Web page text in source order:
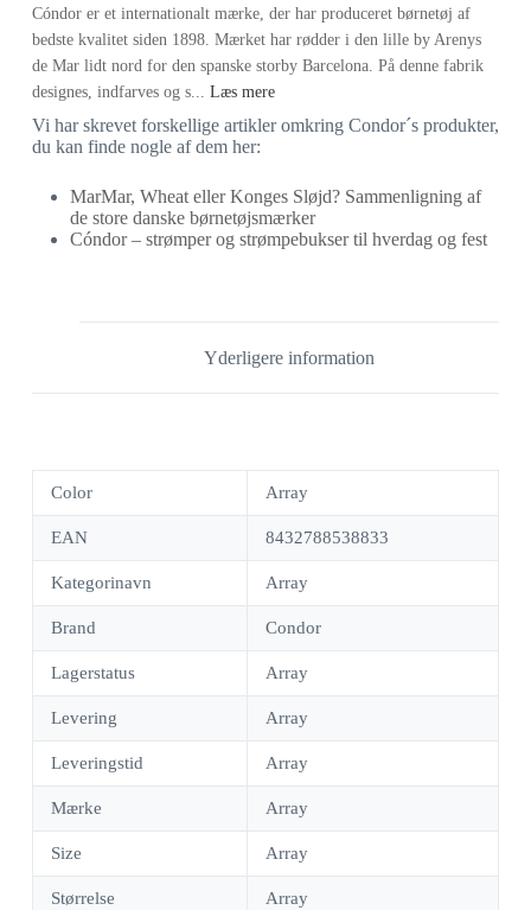
Cóndor er et internationalt mærke, der har produceret børnetøj af
bedste kvalitet siden 1898. Mærket har rødder i den lille by Arenys
de Mar lidt nord for den spanske storby Barcelona. På denne fabrik
designes, indfarves og s... Læs mere
Vi har skrevet forskellige artikler omkring Condor´s produkter,
du kan finde nogle af dem her:
MarMar, Wheat eller Konges Sløjd? Sammenligning af
de store danske børnetøjsmærker
Cóndor – strømper og strømpebukser til hverdag og fest
Yderligere information
Color Array
EAN 8432788538833
Kategorinavn Array
Brand Condor
Lagerstatus Array
Levering Array
Leveringstid Array
Mærke Array
Size Array
Størrelse Array